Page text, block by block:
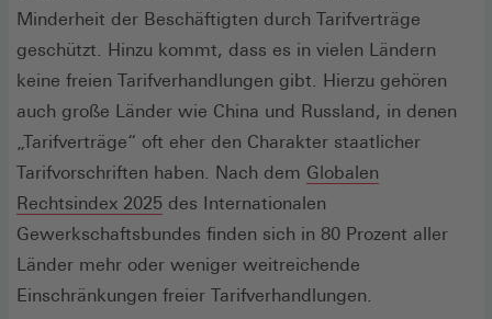
Minderheit der Beschäftigten durch Tarifverträge
geschützt. Hinzu kommt, dass es in vielen Ländern
keine freien Tarifverhandlungen gibt. Hierzu gehören
auch große Länder wie China und Russland, in denen
„Tarifverträge“ oft eher den Charakter staatlicher
Tarifvorschriften haben. Nach dem Globalen
Rechtsindex 2025(Öffnet
in
einem
neuen
des Internationalen
Gewerkschaftsbundes finden sich in 80 Prozent aller
Länder mehr oder weniger weitreichende
Einschränkungen freier Tarifverhandlungen.